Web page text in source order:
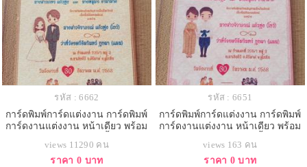
รหัส : 6662
การ์ดพิมพ์การ์ดแต่งงาน การ์ดพิมพ์
การ์ดงานแต่งงาน หน้าเดียว พร้อม
views 11290 คน
ราคา 0 บาท
รหัส : 6651
การ์ดพิมพ์การ์ดแต่งงาน การ์ดพิมพ์
การ์ดงานแต่งงาน หน้าเดียว พร้อม
views 163 คน
ราคา 0 บาท